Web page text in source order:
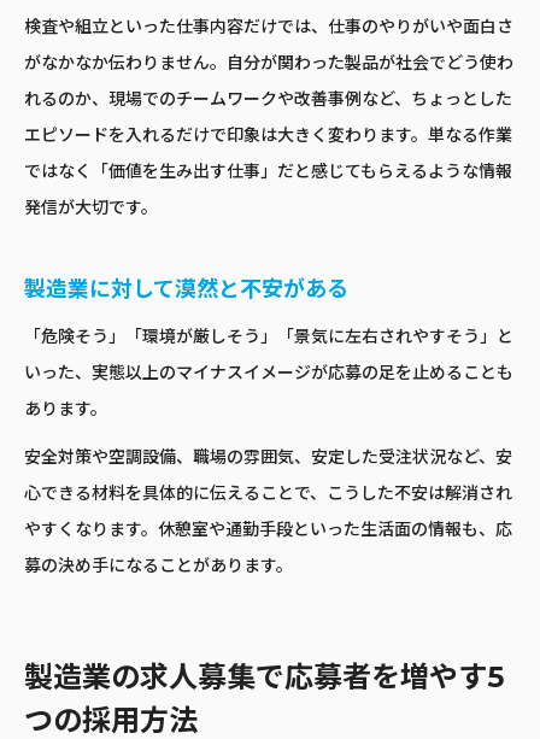
検査や組立といった仕事内容だけでは、仕事のやりがいや面白さ
がなかなか伝わりません。自分が関わった製品が社会でどう使わ
れるのか、現場でのチームワークや改善事例など、ちょっとした
エピソードを入れるだけで印象は大きく変わります。単なる作業
ではなく「価値を生み出す仕事」だと感じてもらえるような情報
発信が大切です。
製造業に対して漠然と不安がある
「危険そう」「環境が厳しそう」「景気に左右されやすそう」と
いった、実態以上のマイナスイメージが応募の足を止めることも
あります。
安全対策や空調設備、職場の雰囲気、安定した受注状況など、安
心できる材料を具体的に伝えることで、こうした不安は解消され
やすくなります。休憩室や通勤手段といった生活面の情報も、応
募の決め手になることがあります。
製造業の求人募集で応募者を増やす5
つの採用方法